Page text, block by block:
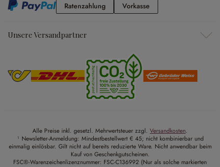
RatenzahlungRatenzahlung
Vorkasse
Unsere Versandpartner
Alle Preise inkl. gesetzl. Mehrwertsteuer zzgl. Versandkosten.
¹ Newsletter-Anmeldung: Mindestbestellwert € 45; nicht kombinierbar und
einmalig einlösbar. Gilt nicht auf bereits reduzierte Ware. Nicht anwendbar beim
Kauf von Geschenkgutscheinen.
FSC®-Warenzeichenlizenznummer: FSC-C136992 (Nur als solche markierten